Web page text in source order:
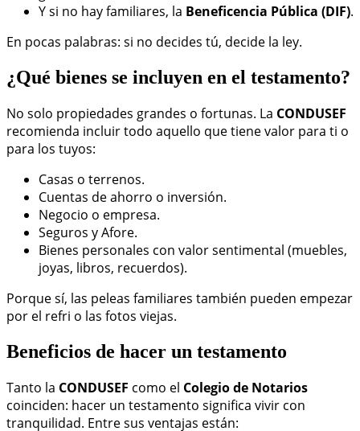
Y si no hay familiares, la Beneficencia Pública (DIF).
En pocas palabras: si no decides tú, decide la ley.
¿Qué bienes se incluyen en el testamento?
No solo propiedades grandes o fortunas. La CONDUSEF
recomienda incluir todo aquello que tiene valor para ti o
para los tuyos:
Casas o terrenos.
Cuentas de ahorro o inversión.
Negocio o empresa.
Seguros y Afore.
Bienes personales con valor sentimental (muebles,
joyas, libros, recuerdos).
Porque sí, las peleas familiares también pueden empezar
por el refri o las fotos viejas.
Beneficios de hacer un testamento
Tanto la CONDUSEF como el Colegio de Notarios
coinciden: hacer un testamento significa vivir con
tranquilidad. Entre sus ventajas están: